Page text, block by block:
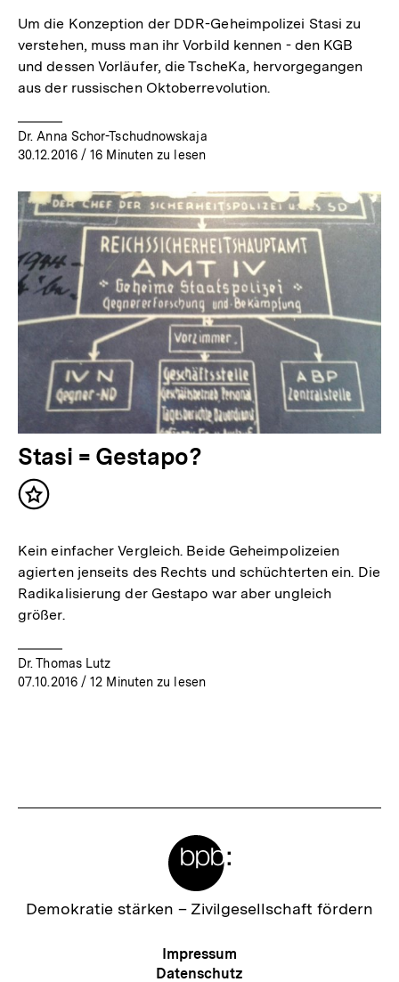
Um die Konzeption der DDR-Geheimpolizei Stasi zu
verstehen, muss man ihr Vorbild kennen - den KGB
und dessen Vorläufer, die TscheKa, hervorgegangen
aus der russischen Oktoberrevolution.
Dr. Anna Schor-Tschudnowskaja
30.12.2016/ 16 Minuten zu lesen
Stasi = Gestapo?
Inhalt
Kein einfacher Vergleich. Beide Geheimpolizeien
agierten jenseits des Rechts und schüchterten ein. Die
Radikalisierung der Gestapo war aber ungleich
größer.
Dr. Thomas Lutz
07.10.2016/ 12 Minuten zu lesen
Zur
Demokratie stärken – Zivilgesellschaft fördern
Meta-
Navigation
Impressum
Datenschutz